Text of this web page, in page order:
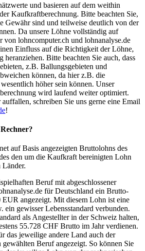
und basieren auf dem weithin
Kaufkraftberechnung. Bitte beachten Sie,
Gewähr sind und teilweise deutlich von der
Da unsere Löhne vollständig auf
von lohncomputer.ch und lohnanalyse.de
Einfluss auf die Richtigkeit der Löhne,
Bitte beachten Sie auch, dass
z.B. Ballungsgebieten und
können, da hier z.B. die
höher sein können. Unser
wird laufend weiter optimiert.
schreiben Sie uns gerne eine Email
!
auf Basis angezeigten Bruttolohns des
den um die Kaufkraft bereinigten Lohn
Länder.
Beruf mit abgeschlossener
für Deutschland ein Brutto-
EUR angezeigt. Mit diesem Lohn ist eine
ein gewisser Lebensstandard verbunden.
als Angestellter in der Schweiz halten,
55.728 CHF Brutto im Jahr verdienen.
das jeweilige andere Land auch der
gewählten Beruf angezeigt. So können Sie